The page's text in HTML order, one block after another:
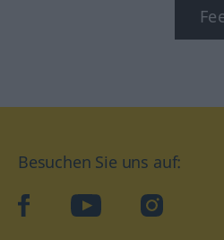
Besuchen Sie uns auf:
facebookYouTube Instagram